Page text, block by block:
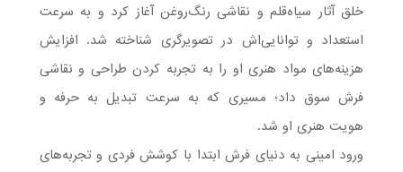
خلق آثار سیاه‌قلم و نقاشی رنگ‌روغن آغاز کرد و به سرعت
استعداد و توانایی‌اش در تصویرگری شناخته شد. افزایش
هزینه‌های مواد هنری او را به تجربه کردن طراحی و نقاشی
فرش سوق داد؛ مسیری که به سرعت تبدیل به حرفه و
هویت هنری او شد.
ورود امینی به دنیای فرش ابتدا با کوشش فردی و تجربه‌های